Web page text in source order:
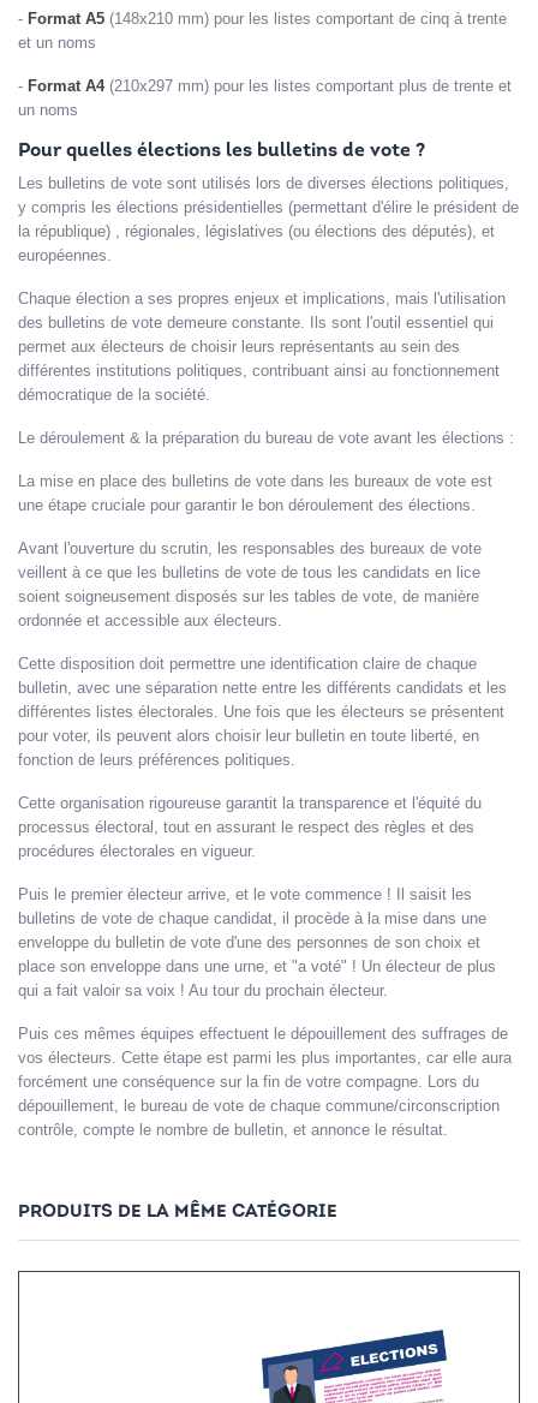
- Format A5 (148x210 mm) pour les listes comportant de cinq à trente
et un noms
- Format A4(210x297 mm) pour les listes comportant plus de trente et
un noms
Pour quelles élections les bulletins de vote ?
Les bulletins de vote sont utilisés lors de diverses élections politiques,
y compris les élections présidentielles (permettant d'élire le président de
la république) , régionales, législatives (ou élections des députés), et
européennes.
Chaque élection a ses propres enjeux et implications, mais l'utilisation
des bulletins de vote demeure constante. Ils sont l'outil essentiel qui
permet aux électeurs de choisir leurs représentants au sein des
différentes institutions politiques, contribuant ainsi au fonctionnement
démocratique de la société.
Le déroulement & la préparation du bureau de vote avant les élections :
La mise en place des bulletins de vote dans les bureaux de vote est
une étape cruciale pour garantir le bon déroulement des élections.
Avant l'ouverture du scrutin, les responsables des bureaux de vote
veillent à ce que les bulletins de vote de tous les candidats en lice
soient soigneusement disposés sur les tables de vote, de manière
ordonnée et accessible aux électeurs.
Cette disposition doit permettre une identification claire de chaque
bulletin, avec une séparation nette entre les différents candidats et les
différentes listes électorales. Une fois que les électeurs se présentent
pour voter, ils peuvent alors choisir leur bulletin en toute liberté, en
fonction de leurs préférences politiques.
Cette organisation rigoureuse garantit la transparence et l'équité du
processus électoral, tout en assurant le respect des règles et des
procédures électorales en vigueur.
Puis le premier électeur arrive, et le vote commence ! Il saisit les
bulletins de vote de chaque candidat, il procède à la mise dans une
enveloppe du bulletin de vote d'une des personnes de son choix et
place son enveloppe dans une urne, et "a voté" ! Un électeur de plus
qui a fait valoir sa voix ! Au tour du prochain électeur.
Puis ces mêmes équipes effectuent le dépouillement des suffrages de
vos électeurs. Cette étape est parmi les plus importantes, car elle aura
forcément une conséquence sur la fin de votre compagne. Lors du
dépouillement, le bureau de vote de chaque commune/circonscription
contrôle, compte le nombre de bulletin, et annonce le résultat.
PRODUITS DE LA MÊME CATÉGORIE